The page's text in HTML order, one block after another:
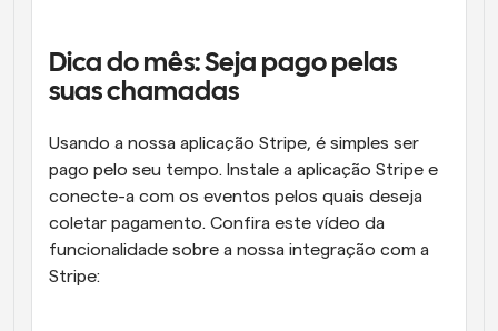
Dica do mês: Seja pago pelas
suas chamadas
Usando a nossa aplicação Stripe, é simples ser
pago pelo seu tempo. Instale a aplicação Stripe e
conecte-a com os eventos pelos quais deseja
coletar pagamento. Confira este vídeo da
funcionalidade sobre a nossa integração com a
Stripe: